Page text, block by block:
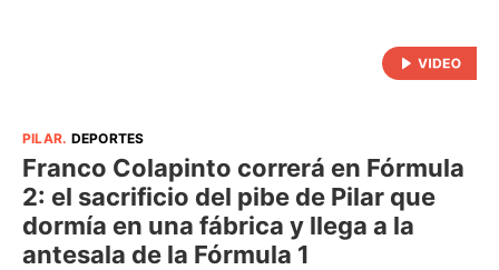
PILAR. DEPORTES
Franco Colapinto correrá en Fórmula
2: el sacrificio del pibe de Pilar que
dormía en una fábrica y llega a la
antesala de la Fórmula 1